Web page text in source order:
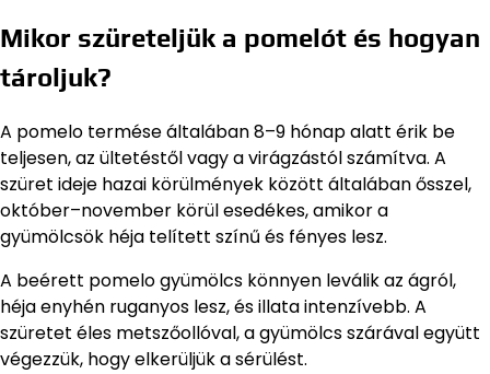
Mikor szüreteljük a pomelót és hogyan
tároljuk?
A pomelo termése általában 8–9 hónap alatt érik be
teljesen, az ültetéstől vagy a virágzástól számítva. A
szüret ideje hazai körülmények között általában ősszel,
október–november körül esedékes, amikor a
gyümölcsök héja telített színű és fényes lesz.
A beérett pomelo gyümölcs könnyen leválik az ágról,
héja enyhén ruganyos lesz, és illata intenzívebb. A
szüretet éles metszőollóval, a gyümölcs szárával együtt
végezzük, hogy elkerüljük a sérülést.